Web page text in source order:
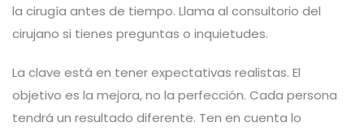
la cirugía antes de tiempo. Llama al consultorio del
cirujano si tienes preguntas o inquietudes.
La clave está en tener expectativas realistas. El
objetivo es la mejora, no la perfección. Cada persona
tendrá un resultado diferente. Ten en cuenta lo